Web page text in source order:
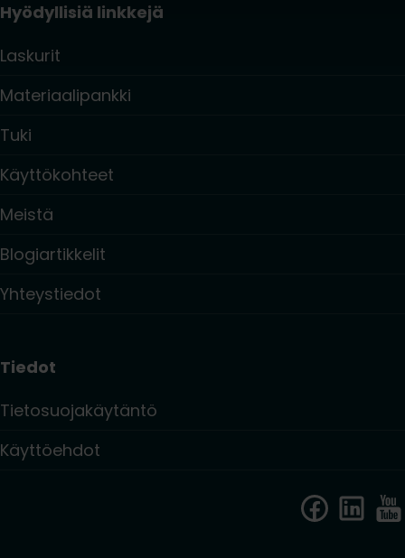
Hyödyllisiä linkkejä
Laskurit
Materiaalipankki
Tuki
Käyttökohteet
Meistä
Blogiartikkelit
Yhteystiedot
Tiedot
Tietosuojakäytäntö
Käyttöehdot